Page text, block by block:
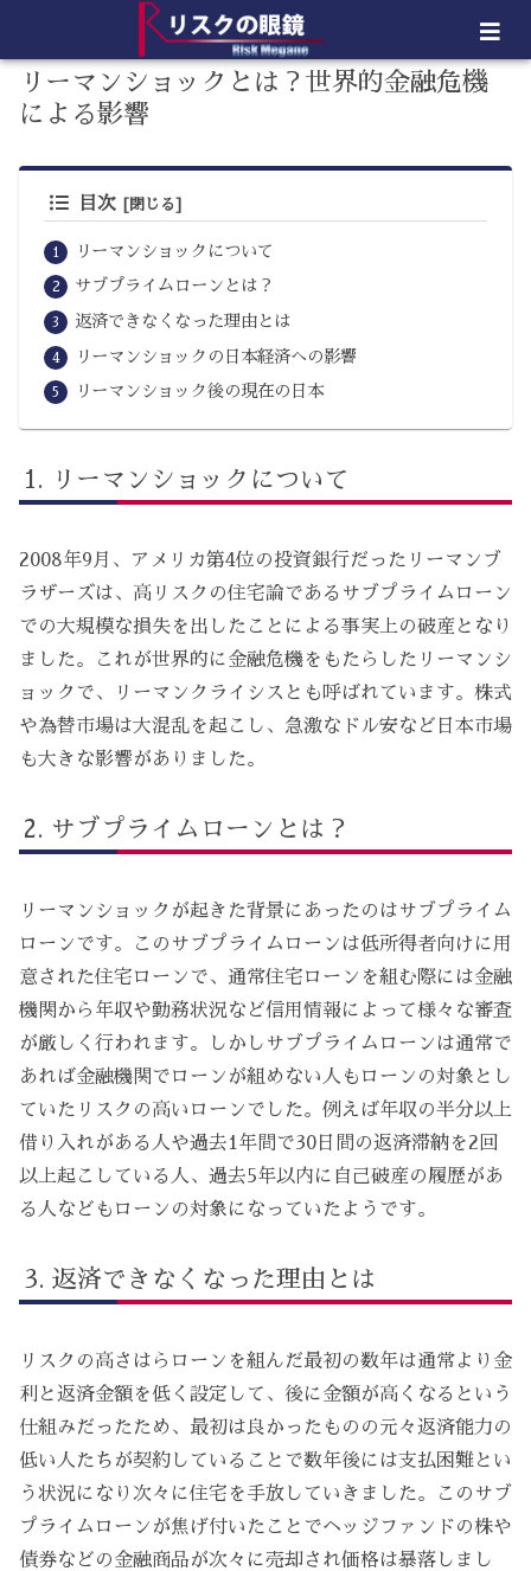
リーマンショックとは？世界的金融危機
による影響
目次
リーマンショックについて
サブプライムローンとは？
返済できなくなった理由とは
リーマンショックの日本経済への影響
リーマンショック後の現在の日本
リーマンショックについて
2008年9月、アメリカ第4位の投資銀行だったリーマンブ
ラザーズは、高リスクの住宅論であるサブプライムローン
での大規模な損失を出したことによる事実上の破産となり
ました。これが世界的に金融危機をもたらしたリーマンシ
ョックで、リーマンクライシスとも呼ばれています。株式
や為替市場は大混乱を起こし、急激なドル安など日本市場
も大きな影響がありました。
サブプライムローンとは？
リーマンショックが起きた背景にあったのはサブプライム
ローンです。このサブプライムローンは低所得者向けに用
意された住宅ローンで、通常住宅ローンを組む際には金融
機関から年収や勤務状況など信用情報によって様々な審査
が厳しく行われます。しかしサブプライムローンは通常で
あれば金融機関でローンが組めない人もローンの対象とし
ていたリスクの高いローンでした。例えば年収の半分以上
借り入れがある人や過去1年間で30日間の返済滞納を2回
以上起こしている人、過去5年以内に自己破産の履歴があ
る人などもローンの対象になっていたようです。
返済できなくなった理由とは
リスクの高さはらローンを組んだ最初の数年は通常より金
利と返済金額を低く設定して、後に金額が高くなるという
仕組みだったため、最初は良かったものの元々返済能力の
低い人たちが契約していることで数年後には支払困難とい
う状況になり次々に住宅を手放していきました。このサブ
プライムローンが焦げ付いたことでヘッジファンドの株や
債券などの金融商品が次々に売却され価格は暴落しまし